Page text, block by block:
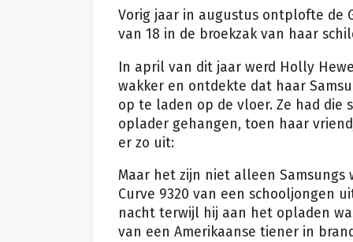
Vorig jaar in augustus ontplofte de
van 18 in de broekzak van haar
In april van dit jaar werd Holly
wakker en ontdekte dat haar
op te laden op de vloer. Ze had
oplader gehangen, toen haar
er zo uit:
Maar het zijn niet alleen Samsungs
Curve 9320 van een schooljongen
nacht terwijl hij aan het opladen
van een Amerikaanse tiener in